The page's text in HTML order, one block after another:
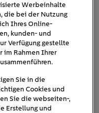
Werbeinhalte
die bei der Nutzung
Ihres Online-
kunden- und
Verfügung gestellte
im Rahmen Ihrer
Sie in die
Cookies und
Sie die webseiten-,
Erstellung und